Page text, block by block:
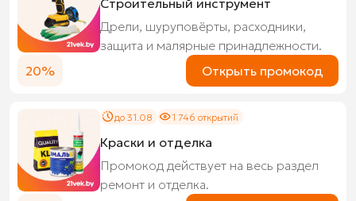
Строительный инструмент
Дрели, шуруповёрты, расходники,
защита и малярные принадлежности.
20%
Открыть промокод
до 31.08 1 746 открытий
Краски и отделка
Промокод действует на весь раздел
ремонт и отделка.